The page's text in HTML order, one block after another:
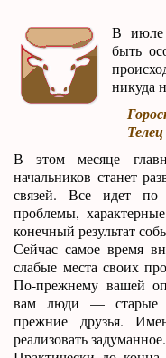
В июле
быть
никуда
В этом месяце
начальников станет
связей. Все идет
проблемы,
конечный результат
Сейчас самое время
слабые места своих
По-прежнему вашей
вам люди — старые
прежние друзья.
реализовать задуманное.